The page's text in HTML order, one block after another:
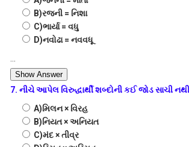
B)રજની = નિશા
C)ભાર્યા = વધુ
D)નવોઢા = નવવધૂ
Show Answer
7. નીચે આપેલ વિરુદ્ધાર્થી શબ્દોની કઈ જોડ સાચી
A)મિલન × વિરહ
B)નિયત × અનિયત
C)મંદ × તીવ્ર